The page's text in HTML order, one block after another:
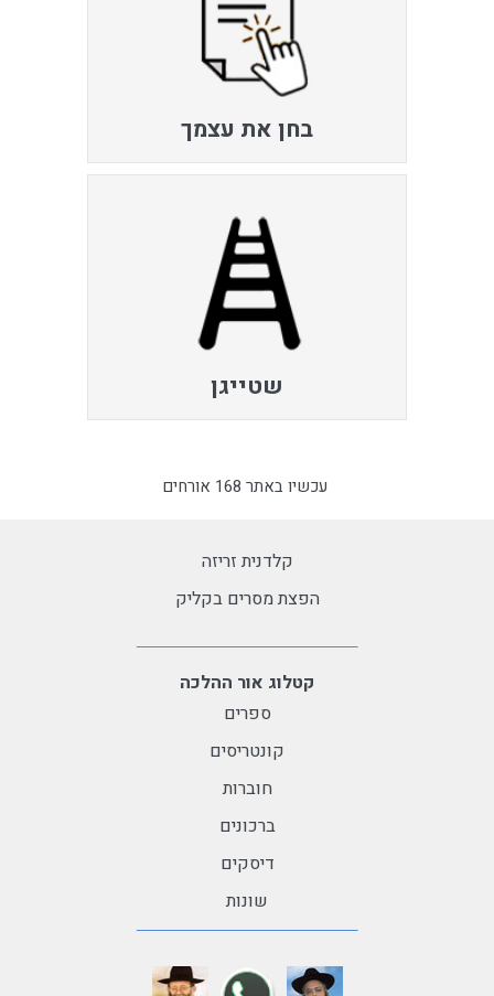
בחן את עצמך
שטייגן
עכשיו באתר 168 אורחים
קלדנית זריזה
הפצת מסרים בקליק
קטלוג אור ההלכה
ספרים
קונטריסים
חוברות
ברכונים
דיסקים
שונות